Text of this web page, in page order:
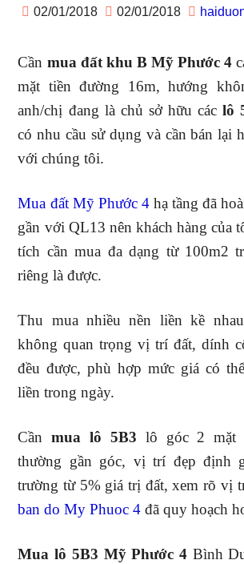
02/01/2018 02/01/2018
Cần mua đất khu B Mỹ Phước 4
mặt tiền đường 16m, hướng
anh/chị đang là chủ sở hữu cáclô
có nhu cầu sử dụng và cần bán lại
với chúng tôi.
Mua đất Mỹ Phước 4hạ tầng đã
gần với QL13 nên khách hàng của
tích cần mua đa dạng từ 100m2
riêng là được.
Thu mua nhiều nền liền kề
không quan trọng vị trí đất, dính
đều được, phù hợp mức giá có
liền trong ngày.
Cần mua lô 5B3 lô góc 2 mặt
thường gần góc, vị trí đẹp định
trường từ 5% giá trị đất, xem rõ vị
ban do My Phuoc 4 đã quy hoạch
Mua lô 5B3 Mỹ Phước 4 Bình